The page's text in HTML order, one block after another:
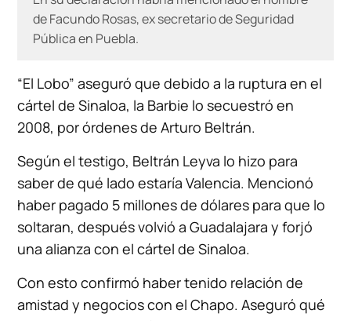
de Facundo Rosas, ex secretario de Seguridad
Pública en Puebla.
“El Lobo” aseguró que debido a la ruptura en el
cártel de Sinaloa, la Barbie lo secuestró en
2008, por órdenes de Arturo Beltrán.
Según el testigo, Beltrán Leyva lo hizo para
saber de qué lado estaría Valencia. Mencionó
haber pagado 5 millones de dólares para que lo
soltaran, después volvió a Guadalajara y forjó
una alianza con el cártel de Sinaloa.
Con esto confirmó haber tenido relación de
amistad y negocios con el Chapo. Aseguró qué